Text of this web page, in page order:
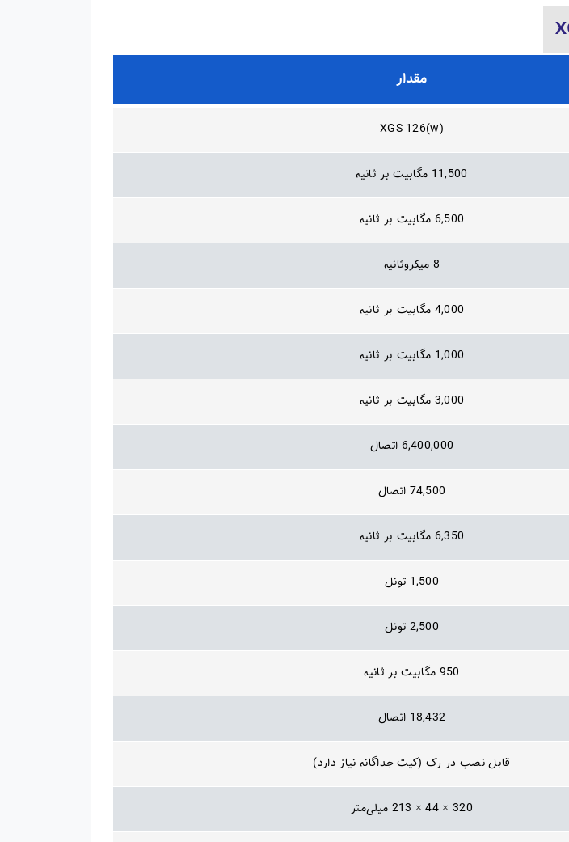
مقدار
XGS 126(w)
11,500 مگابیت بر ثانیه
6,500 مگابیت بر ثانیه
8 میکروثانیه
4,000 مگابیت بر ثانیه
1,000 مگابیت بر ثانیه
3,000 مگابیت بر ثانیه
6,400,000 اتصال
74,500 اتصال
6,350 مگابیت بر ثانیه
1,500 تونل
2,500 تونل
950 مگابیت بر ثانیه
18,432 اتصال
قابل نصب در رک (کیت جداگانه نیاز دارد)
320 × 44 × 213 میلی‌متر